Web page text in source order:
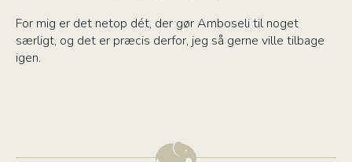
For mig er det netop dét, der gør Amboseli til noget
særligt, og det er præcis derfor, jeg så gerne ville tilbage
igen.